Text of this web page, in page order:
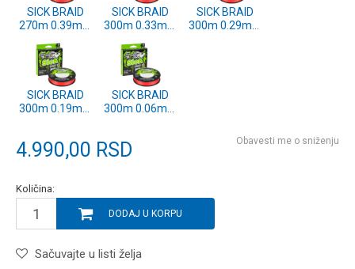
SICK BRAID
270m 0.39mm
SICK BRAID
300m 0.33mm
SICK BRAID
300m 0.29mm
SICK BRAID
300m 0.19mm
SICK BRAID
300m 0.06mm
4.990,00 RSD Obavesti me o sniženju
Količina:
DODAJ U KORPU
Sačuvajte u listi želja